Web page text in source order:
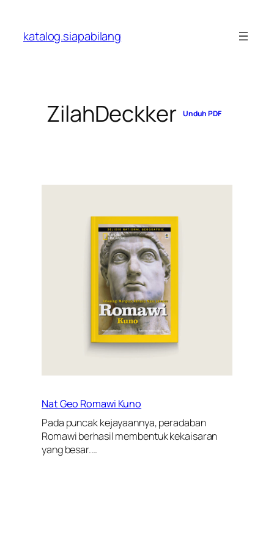
content
katalog.siapabilang
ZilahDeckker Unduh PDF
Nat Geo Romawi Kuno
Pada puncak kejayaannya, peradaban
Romawi berhasil membentuk kekaisaran
yang besar.…